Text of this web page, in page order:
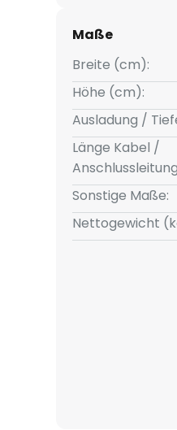
Maße
Breite (cm):
Höhe (cm):
Ausladung /
Länge Kabel /
Sonstige Maße:
Nettogewicht